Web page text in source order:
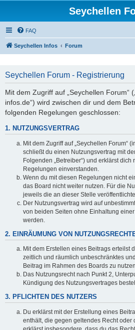
Seychellen
FAQ
Seychellen Infos Forum
Seychellen Forum - Registrierung
Mit dem Zugriff auf „Seychellen Forum“
infos.de“) wird zwischen dir und dem
folgenden Regelungen geschlossen:
1. NUTZUNGSVERTRAG
Mit dem Zugriff auf „Seychellen Forum“
schließt du einen Nutzungsvertrag mit
Folgenden „Betreiber“) und erklärst
Regelungen einverstanden.
Wenn du mit diesen Regelungen nicht
das Board nicht weiter nutzen. Für die
jeweils die an dieser Stelle
Der Nutzungsvertrag wird auf
von beiden Seiten ohne Einhaltung
werden.
2. EINRÄUMUNG VON
Mit dem Erstellen eines Beitrags erteilst
zeitlich und räumlich unbeschränktes
Beitrag im Rahmen des Boards zu
Das Nutzungsrecht nach Punkt 2,
Kündigung des Nutzungsvertrages
3. PFLICHTEN DES NUTZERS
Du erklärst mit der Erstellung eines
enthält, die gegen geltendes Recht oder